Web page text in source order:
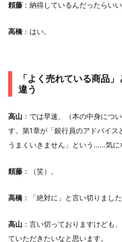
頼藤 ：納得しているんだったらいい
高橋 ：はい。
「よく売れている商品
違う
高山 ：では早速、（本の中身につ
す。第1章が「銀行員のアドバイス
うまくいきません」という……気に
頼藤 ：（笑）。
高橋 ：「絶対に」と言い切りまし
高山 ：言い切っておりますけども
ていただきたいなと思います。